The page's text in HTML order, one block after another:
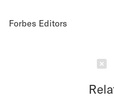
Forbes Editors